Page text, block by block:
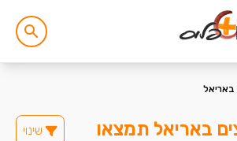
באריאל
באריאל תמצאו
שינוי